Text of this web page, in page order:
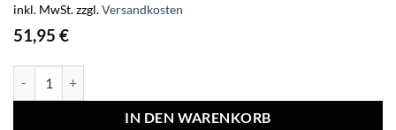
inkl. MwSt.zzgl.Versandkosten
51,95 €
IN DEN WARENKORB